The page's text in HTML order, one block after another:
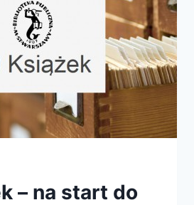
KSIĄŻKI!
– na start do